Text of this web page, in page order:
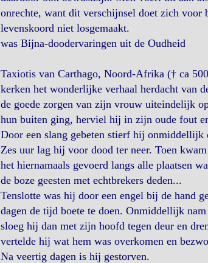
onrechte, want dit verschijnsel doet zich
levenskoord niet losgemaakt.
was Bijna-doodervaringen uit de Oudheid
Taxiotis van Carthago, Noord-Afrika († ca
kerken het wonderlijke verhaal herdacht van
de goede zorgen van zijn vrouw uiteindelijk
hun buiten ging, herviel hij in zijn oude fout
Door een slang gebeten stierf hij onmiddellijk
Zes uur lag hij voor dood ter neer. Toen
het hiernamaals gevoerd langs alle plaatsen
de boze geesten met echtbrekers deden...
Tenslotte was hij door een engel bij de hand
dagen de tijd boete te doen. Onmiddellijk
sloeg hij dan met zijn hoofd tegen deur en
vertelde hij wat hem was overkomen en
Na veertig dagen is hij gestorven.